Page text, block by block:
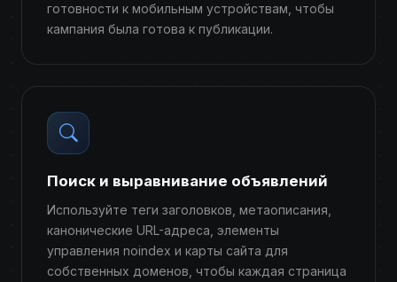
готовности к мобильным устройствам, чтобы
кампания была готова к публикации.
Поиск и выравнивание объявлений
Используйте теги заголовков, метаописания,
канонические URL-адреса, элементы
управления noindex и карты сайта для
собственных доменов, чтобы каждая страница